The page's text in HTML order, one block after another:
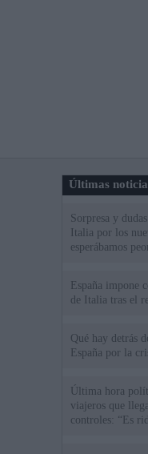
Últimas
Sorpresa y
Italia por los
esperábamos
España impone
de Italia tras el
Qué hay detrás
España por la
Última hora
viajeros que
controles: “Es